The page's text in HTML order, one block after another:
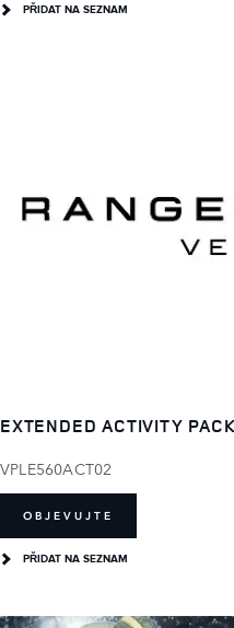
PŘIDAT NA SEZNAM
EXTENDED ACTIVITY
VPLE560ACT02
OBJEVUJTE
PŘIDAT NA SEZNAM